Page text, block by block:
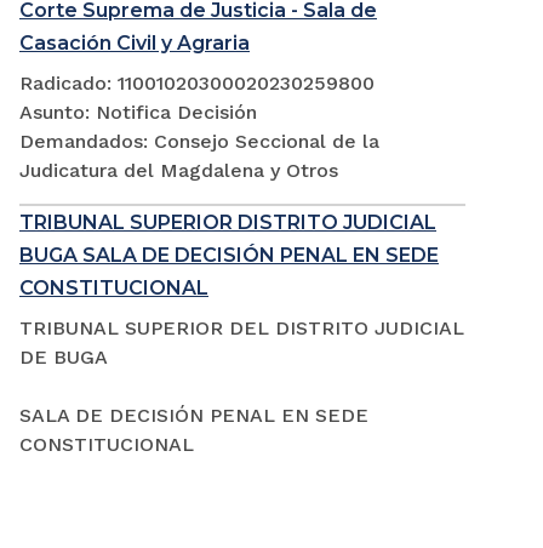
Corte Suprema de Justicia - Sala de
Casación Civil y Agraria
Radicado: 11001020300020230259800
Asunto: Notifica Decisión
Demandados: Consejo Seccional de la
Judicatura del Magdalena y Otros
TRIBUNAL SUPERIOR DISTRITO JUDICIAL
BUGA SALA DE DECISIÓN PENAL EN SEDE
CONSTITUCIONAL
TRIBUNAL SUPERIOR DEL DISTRITO JUDICIAL
DE BUGA
SALA DE DECISIÓN PENAL EN SEDE
CONSTITUCIONAL